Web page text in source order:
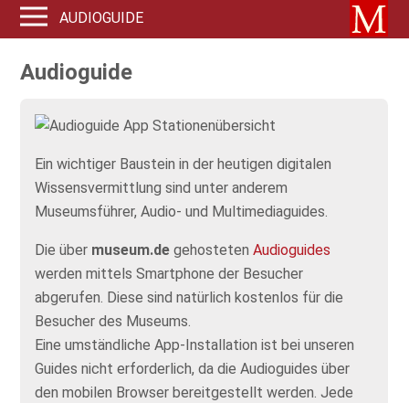
AUDIOGUIDE
Audioguide
Ein wichtiger Baustein in der heutigen digitalen
Wissensvermittlung sind unter anderem
Museumsführer, Audio- und Multimediaguides.
Die über museum.de gehostetenAudioguides
werden mittels Smartphone der Besucher
abgerufen. Diese sind natürlich kostenlos für die
Besucher des Museums.
Eine umständliche App-Installation ist bei unseren
Guides nicht erforderlich, da die Audioguides über
den mobilen Browser bereitgestellt werden. Jede